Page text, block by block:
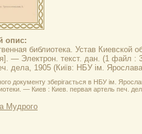
опис:
библиотека. Устав Киевской
— Электрон. текст. дан. (1 файл
дела, 1905 (Київ: НБУ ім.
документу зберігається в НБУ ім.
— Киев : Киев. первая артель печ.
Мудрого